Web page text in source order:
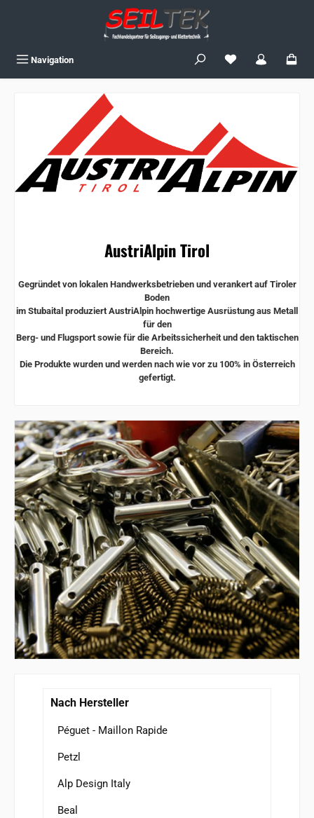
Navigation Du hast 0
AustriAlpin Tirol
Gegründet von lokalen Handwerksbetrieben und verankert auf Tiroler
Boden
im Stubaital produziert AustriAlpin hochwertige Ausrüstung aus Metall
für den
Berg- und Flugsport sowie für die Arbeitssicherheit und den taktischen
Bereich.
Die Produkte wurden und werden nach wie vor zu 100% in Österreich
gefertigt.
Nach Hersteller
Péguet - Maillon Rapide
Petzl
Alp Design Italy
Beal